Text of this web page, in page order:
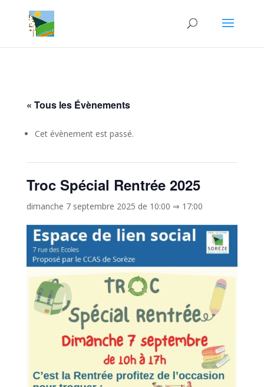
« Tous les Évènements
Cet évènement est passé.
Troc Spécial Rentrée 2025
dimanche 7 septembre 2025 de 10:00 ⇒ 17:00